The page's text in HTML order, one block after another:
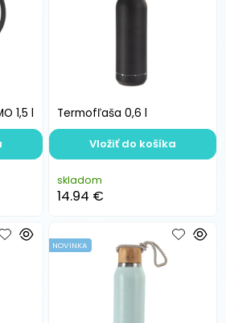
1,5 l Termofľaša 0,6 l
skladom
14.94 €
Vložiť do košíka
NOVINKA